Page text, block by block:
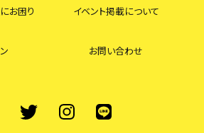
お困り
イベント掲載について
お問い合わせ